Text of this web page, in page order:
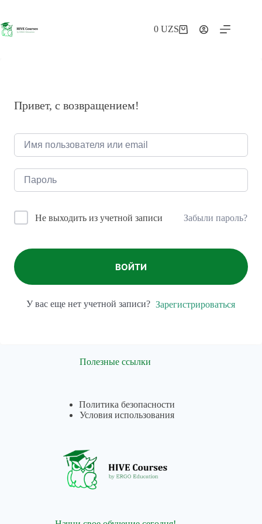
сути
Корзина
0UZS
Привет, с возвращением!
Не выходить из учетной записи Забыли пароль?
ВОЙТИ
У вас еще нет учетной записи? Зарегистрироваться
Полезные ссылки
Политика безопасности
Условия использования